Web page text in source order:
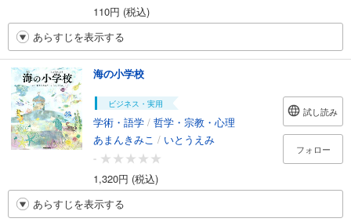
110円 (税込)
あらすじを表示する
海の小学校
ビジネス・実用
学術・語学 / 哲学・宗教・心理
あまんきみこ / いとうえみ
-
1,320円 (税込)
試し読み
フォロー
あらすじを表示する